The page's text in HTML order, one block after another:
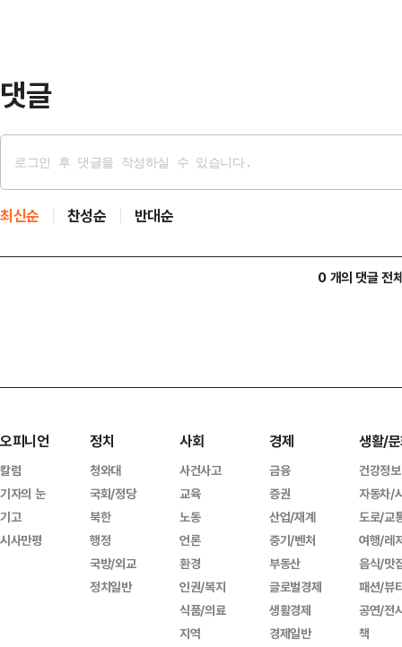
댓글
최신순 찬성순 반대순
0 개의 댓글 전
오피니언
칼럼
기자의 눈
기고
시사만평
정치
청와대
국회/정당
북한
행정
국방/외교
정치일반
사회
사건사고
교육
노동
언론
환경
인권/복지
식품/의료
지역
경제
금융
증권
산업/재계
중기/벤처
부동산
글로벌경제
생활경제
경제일반
생활/
건강정보
자동차/
도로/교
여행/레
음식/맛
패션/뷰
공연/전
책